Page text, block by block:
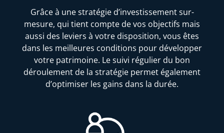
Grâce à une stratégie d’investissement sur-
mesure, qui tient compte de vos objectifs mais
aussi des leviers à votre disposition, vous êtes
dans les meilleures conditions pour développer
votre patrimoine. Le suivi régulier du bon
déroulement de la stratégie permet également
d’optimiser les gains dans la durée.